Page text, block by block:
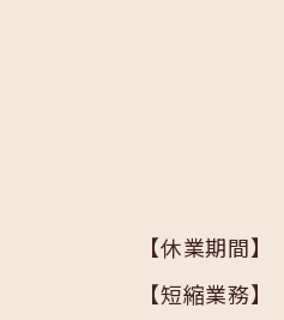
【休業期間
【短縮業務